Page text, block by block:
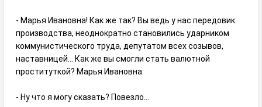
- Марья Ивановна! Как же так? Вы ведь у нас передовик
производства, неоднократно становились ударником
коммунистического труда, депутатом всех созывов,
наставницей... Как же вы смогли стать валютной
проституткой? Марья Ивановна:
- Ну что я могу сказать? Повезло...